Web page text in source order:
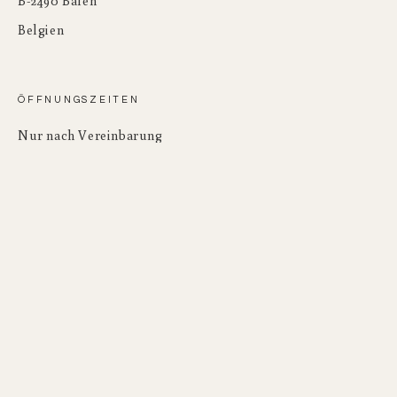
Anpassung der Schlafhöhe.
Montage:
förmigen Profilen ausgestattet, auf denen die Tragbalken sicher
ergonomische Liegehöhe gewährleistet.
Belgien
ÖFFNUNGSZEITEN
Nur nach Vereinbarung